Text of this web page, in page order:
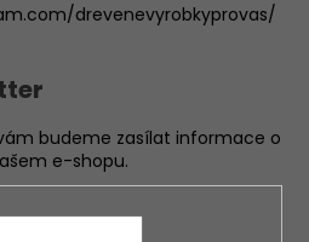
drevenevyrobkyprovas/
budeme zasílat informace o
e-shopu.